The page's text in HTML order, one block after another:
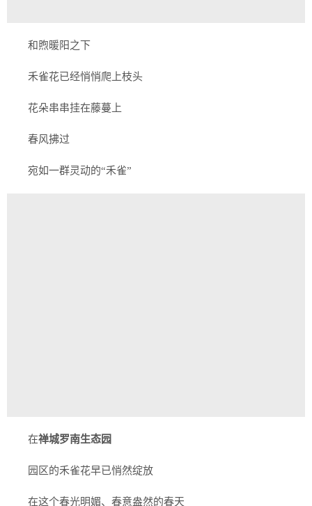
和煦暖阳之下
禾雀花已经悄悄爬上枝头
花朵串串挂在藤蔓上
春风拂过
宛如一群灵动的“禾雀”
在禅城罗南生态园
园区的禾雀花早已悄然绽放
在这个春光明媚、春意盎然的春天